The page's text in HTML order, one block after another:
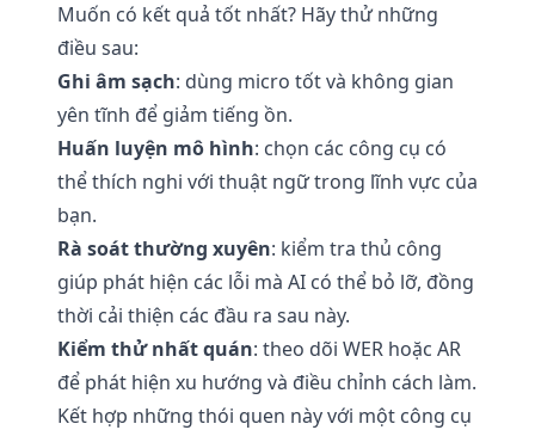
Muốn có kết quả tốt nhất? Hãy thử những
điều sau:
Ghi âm sạch: dùng micro tốt và không gian
yên tĩnh để giảm tiếng ồn.
Huấn luyện mô hình: chọn các công cụ có
thể thích nghi với thuật ngữ trong lĩnh vực của
bạn.
Rà soát thường xuyên: kiểm tra thủ công
giúp phát hiện các lỗi mà AI có thể bỏ lỡ, đồng
thời cải thiện các đầu ra sau này.
Kiểm thử nhất quán: theo dõi WER hoặc AR
để phát hiện xu hướng và điều chỉnh cách làm.
Kết hợp những thói quen này với một công cụ